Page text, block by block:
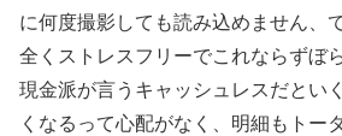
に何度撮影しても読み込めません、
全くストレスフリーでこれならずぼ
現金派が言うキャッシュレスだとい
くなるって心配がなく、明細もトー